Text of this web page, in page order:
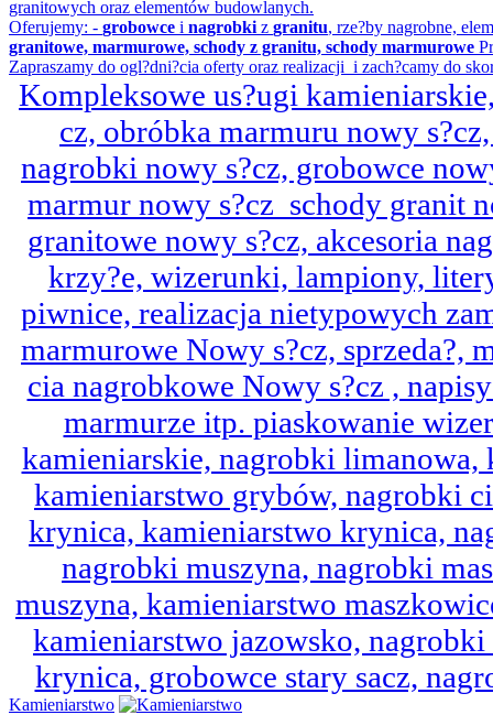
granitowych oraz elementów budowlanych.
Oferujemy: - grobowce i nagrobki z granitu, rze?by nagrobne,
granitowe, marmurowe, schody z granitu, schody marmurowe
Zapraszamy do ogl?dni?cia oferty oraz realizacji i zach?camy do
Kompleksowe us?ugi
cz, obróbka marmuru nowy
nagrobki nowy s?cz, grobowce
marmur nowy s?cz schody granit
granitowe nowy s?cz, akcesoria
krzy?e, wizerunki, lampiony,
piwnice, realizacja nietypowych
marmurowe Nowy s?cz, sprzeda?,
cia nagrobkowe Nowy s?cz ,
marmurze itp. piaskowanie
kamieniarskie, nagrobki
kamieniarstwo grybów, nagrobki
krynica, kamieniarstwo krynica,
nagrobki muszyna, nagrobki
muszyna, kamieniarstwo
kamieniarstwo jazowsko,
krynica, grobowce stary sacz,
Kamieniarstwo